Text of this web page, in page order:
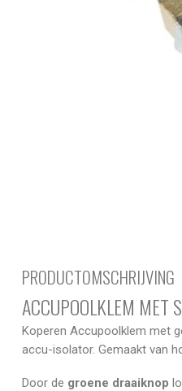
PRODUCTOMSCHRIJVING
ACCUPOOLKLEM MET
Koperen Accupoolklem met
accu-isolator. Gemaakt van
Door de groene draaiknop